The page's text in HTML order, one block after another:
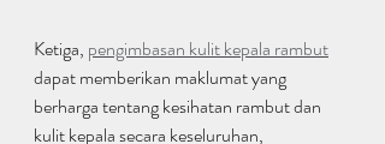
Ketiga, pengimbasan kulit kepala rambut
dapat memberikan maklumat yang
berharga tentang kesihatan rambut dan
kulit kepala secara keseluruhan,